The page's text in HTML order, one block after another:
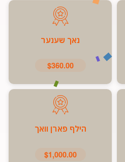
נאך שענער
$360.00
הילף פארן וואך
$1,000.00